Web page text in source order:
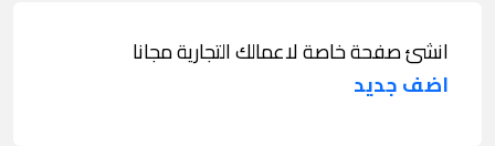
انشئ صفحة خاصة لاعمالك التجارية مجانا
اضف جديد